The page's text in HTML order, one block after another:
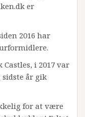
er
2016 har
i 2017 var
år gik
for at være